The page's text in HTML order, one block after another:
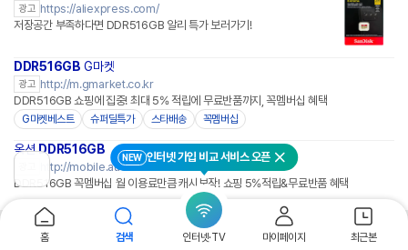
광고 https://aliexpress.com/
저장공간 부족하다면 DDR516GB 알리 특가 보러가기!
DDR516GB G마켓
광고 http://m.gmarket.co.kr
DDR516GB 쇼핑에 집중! 최대 5% 적립에 무료반품까지, 꼭멤버십 혜택
G마켓베스트 슈퍼딜특가 스타배송 꼭멤버십
옥션DDR516GB
http://mobile.auction.co.kr
DDR516GB 꼭멤버십 월 이용료만큼 캐시보장! 쇼핑 5%적립&무료반품 혜택
전
이
지
NEW 인터넷 가입 비교 서비스 오픈 닫기
홈 검색 인터넷·TV 마이페이지 최근본
PC버전 개인정보처리방침 고객센터